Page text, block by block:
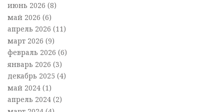
июнь 2026 (8)
май 2026 (6)
апрель 2026 (11)
март 2026 (9)
февраль 2026 (6)
январь 2026 (3)
декабрь 2025 (4)
май 2024 (1)
апрель 2024 (2)